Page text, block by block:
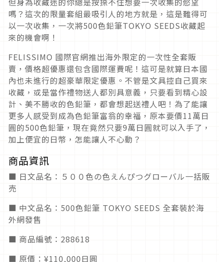
嗎？這次的限量套組最吸引人的地方就是，這是難得可
以一次收集，一次將500色鉛筆TOKYO SEEDS收藏起
來的機會啊！
FELISSIMO 國際官網推出海外限定的一次性全套販
賣，價格超優惠還包含國際運費呢！這可是就算日本國
內也未進行的超豪華限定優惠。不管是文具控自己買來
收藏，或是當作禮物送人都別具意義，只要看到精心設
計、美不勝收的色鉛筆，都會想起送禮人吧！為了能讓
更多人感受到成為色鉛筆富翁的幸福，原本要價11萬日
圓的500色鉛筆，現在竟然只要9萬日圓就可以入手了，
加上便宜的日幣，怎能讓人不心動？
商品資訊
■ 日文品名：５００色の色えんぴつグローバル一括販
売
■ 中文品名：500色鉛筆 TOKYO SEEDS 全套裝於海
外網發售
■ 商品編號：288618
■ 原價：¥110,000日圓